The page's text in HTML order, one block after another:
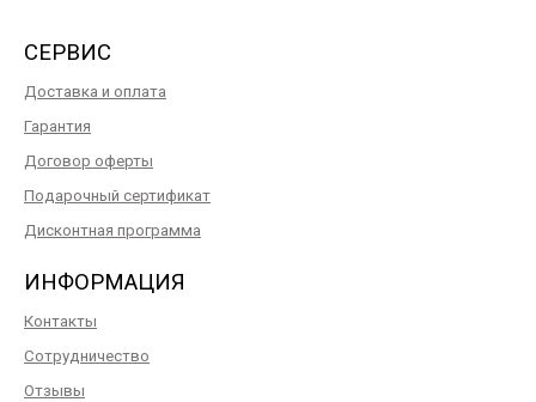
СЕРВИС
Доставка и оплата
Гарантия
Договор оферты
Подарочный сертификат
Дисконтная программа
ИНФОРМАЦИЯ
Контакты
Сотрудничество
Отзывы